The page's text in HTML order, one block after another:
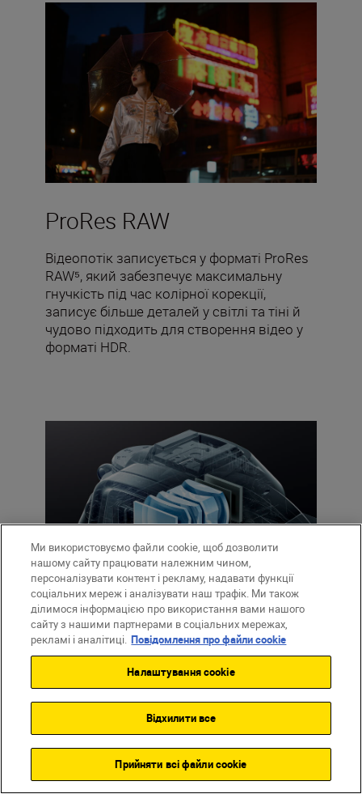
ProRes RAW
Відеопотік записується у форматі ProRes
RAW⁵, який забезпечує максимальну
гнучкість під час колірної корекції,
записує більше деталей у світлі та тіні й
чудово підходить для створення відео у
форматі HDR.
Міцна конструкція
Асферичні скляні елементи й захисне
покриття запобігають утворенню
відблисків і відбиття та захищають від
Скористайтеся перевагами чудової
видимості вночі та за яскравого світла.
Ми використовуємо файли cookie, щоб дозволити
нашому сайту працювати належним чином,
персоналізувати контент і рекламу, надавати функції
соціальних мереж і аналізувати наш трафік. Ми також
ділимося інформацією про використання вами нашого
сайту з нашими партнерами в соціальних мережах,
рекламі і аналітиці. Повідомлення про файли cookie
Налаштування cookie
Відхилити все
Прийняти всі файли сookie